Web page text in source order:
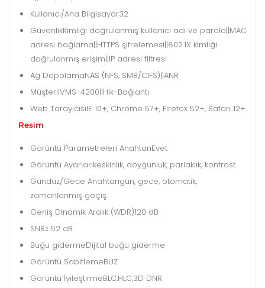
Kullanıcı/Ana Bilgisayar32
GüvenlikKimliği doğrulanmış kullanıcı adı ve parola||MAC
adresi bağlama||HTTPS şifrelemesi||802.1X kimliği
doğrulanmış erişim||IP adresi filtresi
Ağ DepolamaNAS (NFS, SMB/CIFS)||ANR
MüşteriiVMS-4200||Hik-Bağlantı
Web TarayıcısıIE 10+, Chrome 57+, Firefox 52+, Safari 12+
Resim
Görüntü Parametreleri AnahtarıEvet
Görüntü Ayarlarıkeskinlik, doygunluk, parlaklık, kontrast
Gündüz/Gece Anahtarıgün, gece, otomatik,
zamanlanmış geçiş
Geniş Dinamik Aralık (WDR)120 dB
SNR≥ 52 dB
Buğu gidermeDijital buğu giderme
Görüntü SabitlemeBUZ
Görüntü İyileştirmeBLC,HLC,3D DNR